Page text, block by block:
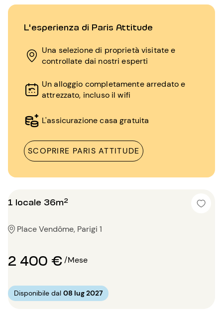
L'esperienza di Paris Attitude
Una selezione di proprietà visitate e
controllate dai nostri esperti
Un alloggio completamente arredato e
attrezzato, incluso il wifi
L'assicurazione casa gratuita
SCOPRIRE PARIS ATTITUDE
1 locale 36m²
Place Vendôme, Parigi 1
2 400 €/Mese
Disponibile dal 08 lug 2027